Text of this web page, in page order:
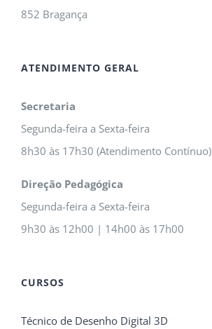
852 Bragança
ATENDIMENTO GERAL
Secretaria
Segunda-feira a Sexta-feira
8h30 às 17h30 (Atendimento Contínuo)
Direção Pedagógica
Segunda-feira a Sexta-feira
9h30 às 12h00 | 14h00 às 17h00
CURSOS
Técnico de Desenho Digital 3D